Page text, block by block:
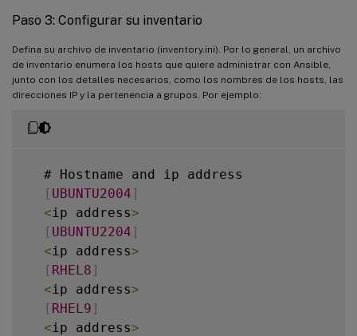
      monitoring
/
           #
""
      fooapp
/
               #
""
           stagehost2
  library
/
  module_utils
/
  filter_plugins
  site
  roles
      common
      webtier
/
      monitoring
      fooapp
Paso 3: Configurar su inventario
Defina su archivo de inventario (inventory.ini). Por lo general, un archivo
de inventario enumera los hosts que quiere administrar con Ansible,
junto con los detalles necesarios, como los nombres de los hosts, las
direcciones IP y la pertenencia a grupos. Por ejemplo:
  # Hostname and ip address
[ UBUNTU2004 ]
<ip address>
[ UBUNTU2204 ]
<ip address>
[ RHEL8 ]
<ip address>
[ RHEL9 ]
<ip address>